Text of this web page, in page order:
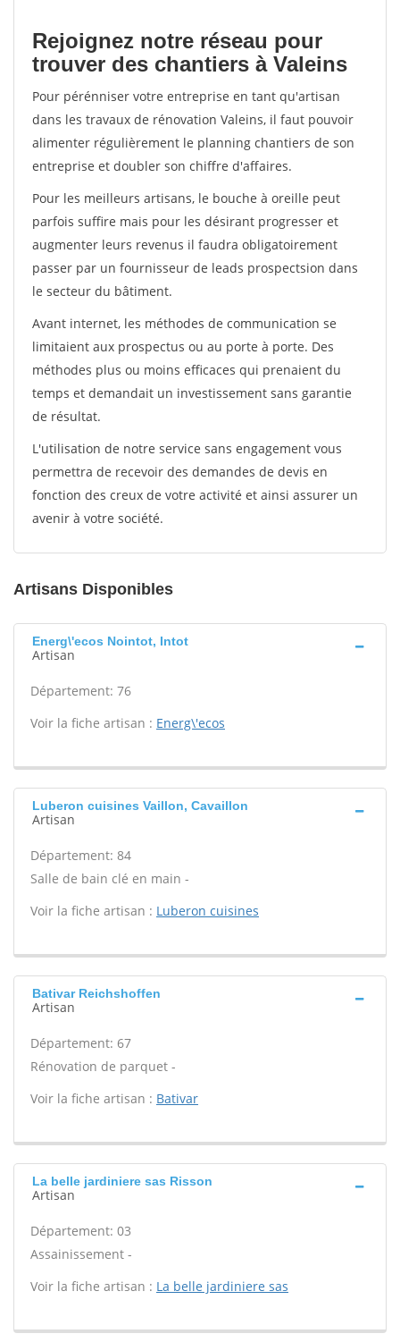
Rejoignez notre réseau pour
trouver des chantiers à Valeins
Pour pérénniser votre entreprise en tant qu'artisan
dans les travaux de rénovation Valeins, il faut pouvoir
alimenter régulièrement le planning chantiers de son
entreprise et doubler son chiffre d'affaires.
Pour les meilleurs artisans, le bouche à oreille peut
parfois suffire mais pour les désirant progresser et
augmenter leurs revenus il faudra obligatoirement
passer par un fournisseur de leads prospectsion dans
le secteur du bâtiment.
Avant internet, les méthodes de communication se
limitaient aux prospectus ou au porte à porte. Des
méthodes plus ou moins efficaces qui prenaient du
temps et demandait un investissement sans garantie
de résultat.
L'utilisation de notre service sans engagement vous
permettra de recevoir des demandes de devis en
fonction des creux de votre activité et ainsi assurer un
avenir à votre société.
Artisans Disponibles
Energ\'ecos Nointot, Intot
Artisan
Département: 76
Voir la fiche artisan : Energ\'ecos
Luberon cuisines Vaillon, Cavaillon
Artisan
Département: 84
Salle de bain clé en main -
Voir la fiche artisan : Luberon cuisines
Bativar Reichshoffen
Artisan
Département: 67
Rénovation de parquet -
Voir la fiche artisan : Bativar
La belle jardiniere sas Risson
Artisan
Département: 03
Assainissement -
Voir la fiche artisan : La belle jardiniere sas